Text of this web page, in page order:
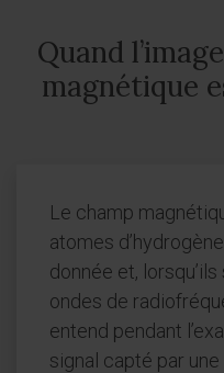
Quand
magnétique
Le champ
atomes
donnée et,
ondes de
entend pendant
signal capté par